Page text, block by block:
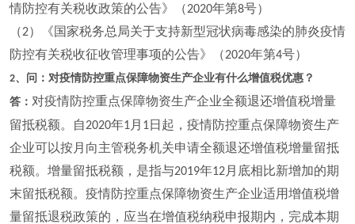
情防控有关税收政策的公告》（2020年第8号）
（2）《国家税务总局关于支持新型冠状病毒感染的肺炎疫情
防控有关税收征收管理事项的公告》（2020年第4号）
2、问：对疫情防控重点保障物资生产企业有什么增值税优惠？
答： 对疫情防控重点保障物资生产企业全额退还增值税增量
留抵税额。自2020年1月 1日起，疫情防控重点保障物资生产
企业可以按月向主管税务机关申请全额退还增值税增量留抵
税额。增量留抵税额，是指与2019年12月底相比新增加的期
末留抵税额。疫情防控重点保障物资生产企业适用增值税增
量留抵退税政策的，应当在增值税纳税申报期内，完成本期